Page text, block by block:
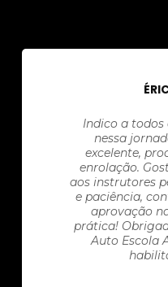
Indico a
nessa
excelente,
enrolação.
aos instrutores
e paciência,
aprovação
prática!
Auto Escola